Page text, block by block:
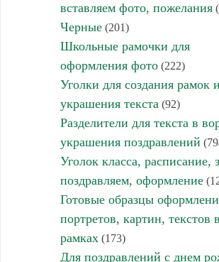
вставляем фото, пожелания
Черные(201)
Школьные рамочки для
оформления фото(222)
Уголки для создания рамок и
украшения текста (92)
Разделители для текста в
украшения поздравлений
Уголок класса, расписание,
поздравляем, оформление
Готовые образцы
портретов, картин, текстов в
рамках(173)
Для поздравлений с днем